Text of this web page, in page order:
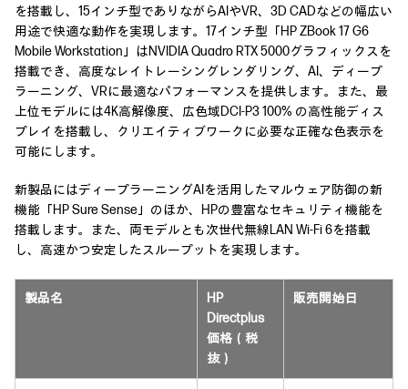
を搭載し、15インチ型でありながらAIやVR、3D CADなどの幅広い
用途で快適な動作を実現します。17インチ型「HP ZBook 17 G6
Mobile Workstation」はNVIDIA Quadro RTX 5000グラフィックスを
搭載でき、高度なレイトレーシングレンダリング、AI、ディープ
ラーニング、VRに最適なパフォーマンスを提供します。また、最
上位モデルには4K高解像度、広色域DCI-P3 100% の高性能ディス
プレイを搭載し、クリエイティブワークに必要な正確な色表示を
可能にします。
新製品にはディープラーニングAIを活用したマルウェア防御の新
機能「HP Sure Sense」のほか、HPの豊富なセキュリティ機能を
搭載します。また、両モデルとも次世代無線LAN Wi-Fi 6を搭載
し、高速かつ安定したスループットを実現します。
製品名
HP
Directplus
価格（税
抜）
販売開始日